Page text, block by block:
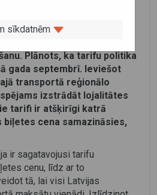
sistēmu,
Plānots, ka tarifu politika
gada septembrī. Ieviešot
transportā reģionālo
izstrādāt lojalitātes
tarifi ir atšķirīgi katrā
biļetes cena samazināsies,
ir sagatavojusi tarifu
cenu, līdz ar to
tā, lai visi Latvijas
sīkdatnēm